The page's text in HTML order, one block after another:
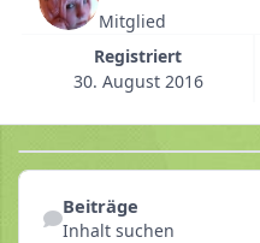
Mitglied
Registriert
30. August 2016
Inhalt suchen
Beiträge
Inhalt suchen